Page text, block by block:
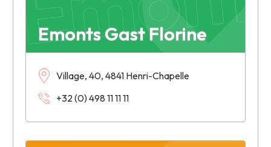
Emonts Gast Florine
Village, 40, 4841 Henri-Chapelle
+32 (0) 498 11 11 11